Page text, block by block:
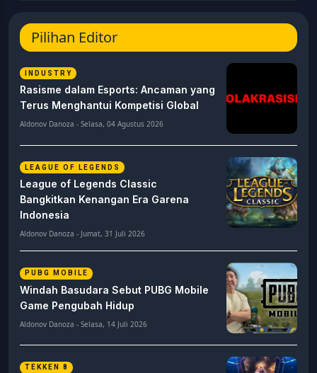
Pilihan Editor
INDUSTRY
Rasisme dalam Esports: Ancaman yang
Terus Menghantui Kompetisi Global
Aldonov Danoza - Selasa, 04 Agustus 2026
LEAGUE OF LEGENDS
League of Legends Classic
Bangkitkan Kenangan Era Garena
Indonesia
Aldonov Danoza - Jumat, 31 Juli 2026
PUBG MOBILE
Windah Basudara Sebut PUBG Mobile
Game Pengubah Hidup
Aldonov Danoza - Selasa, 14 Juli 2026
TEKKEN 8